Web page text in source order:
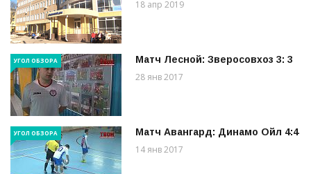
18 апр 2019
УГОЛ ОБЗОРА Матч Лесной: Зверосовхоз 3: 3
28 янв 2017
УГОЛ ОБЗОРА Матч Авангард: Динамо Ойл 4:4
14 янв 2017